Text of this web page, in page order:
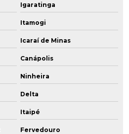
Igaratinga
Itamogi
Icaraí de Minas
Canápolis
Ninheira
Delta
Itaipé
Fervedouro